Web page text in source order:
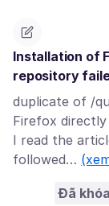
Installation of
repository
duplicate of /
Firefox
I read the
followed…
Đã khóa